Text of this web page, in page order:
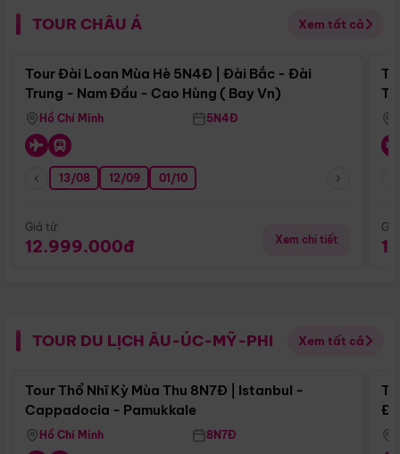
TOUR CHÂU Á Xem tất cả
Điểm nổi bật
Tour Đài Loan Mùa Hè 5N4Đ | Đài Bắc - Đài
Trung - Nam Đầu - Cao Hùng ( Bay Vn)
Hồ Chí Minh 5N4Đ
13/08 12/09 01/10
Giá từ:
12.999.000đ Xem chi tiết
TOUR DU LỊCH ÂU-ÚC-MỸ-PHI Xem tất cả
Điểm nổi bật
Tour Thổ Nhĩ Kỳ Mùa Thu 8N7Đ | Istanbul -
Cappadocia - Pamukkale
Hồ Chí Minh 8N7Đ